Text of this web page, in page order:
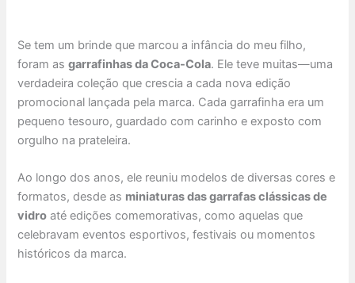
Se tem um brinde que marcou a infância do meu filho,
foram asgarrafinhas da Coca-Cola. Ele teve muitas—uma
verdadeira coleção que crescia a cada nova edição
promocional lançada pela marca. Cada garrafinha era um
pequeno tesouro, guardado com carinho e exposto com
orgulho na prateleira.
Ao longo dos anos, ele reuniu modelos de diversas cores e
formatos, desde as miniaturas das garrafas clássicas de
vidro até edições comemorativas, como aquelas que
celebravam eventos esportivos, festivais ou momentos
históricos da marca.